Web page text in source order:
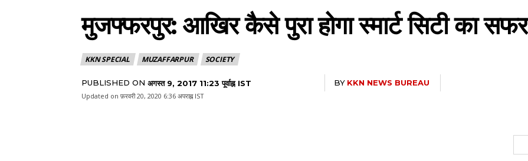
मुजफ्फरपुर: आखिर कैसे पुरा होगा स्मार्ट सिटी का सफर
KKN SPECIAL MUZAFFARPUR SOCIETY
PUBLISHED ON अगस्त 9, 2017 11:23 पूर्वाह्न IST BY KKN NEWS BUREAU
Updated on फ़रवरी 20, 2020 6:36 अपराह्न IST